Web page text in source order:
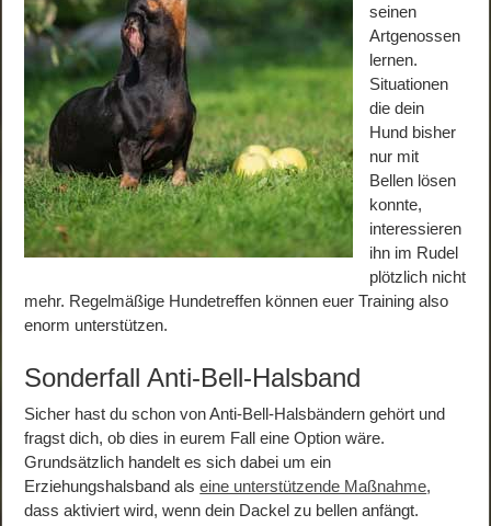
seinen
Artgenossen
lernen.
Situationen
die dein
Hund bisher
nur mit
Bellen lösen
konnte,
interessieren
ihn im Rudel
plötzlich nicht
mehr. Regelmäßige Hundetreffen können euer Training also
enorm unterstützen.
Sonderfall Anti-Bell-Halsband
Sicher hast du schon von Anti-Bell-Halsbändern gehört und
fragst dich, ob dies in eurem Fall eine Option wäre.
Grundsätzlich handelt es sich dabei um ein
Erziehungshalsband alseine unterstützende Maßnahme,
dass aktiviert wird, wenn dein Dackel zu bellen anfängt.